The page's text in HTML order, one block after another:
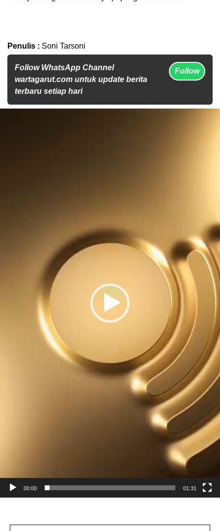
Penulis : Soni Tarsoni
Follow WhatsApp Channel
wartagarut.com untuk update berita
terbaru setiap hari
Follow
00:00 01:31